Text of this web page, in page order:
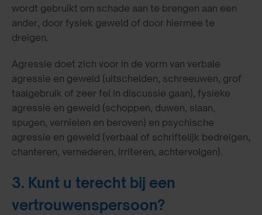
wordt gebruikt om schade aan te brengen aan een
ander, door fysiek geweld of door hiermee te
dreigen.
Agressie doet zich voor in de vorm van verbale
agressie en geweld (uitschelden, schreeuwen, grof
taalgebruik of zeer fel in discussie gaan), fysieke
agressie en geweld (schoppen, duwen, slaan,
spugen, vernielen en beroven) en psychische
agressie en geweld (verbaal of schriftelijk bedreigen,
chanteren, vernederen, irriteren, achtervolgen).
3. Kunt u terecht bij een
vertrouwenspersoon?